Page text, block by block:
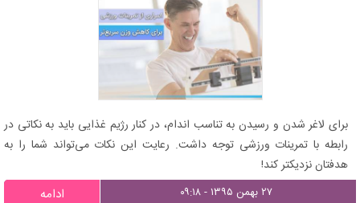
برای لاغر شدن و رسیدن به تناسب اندام، در کنار رژیم غذایی باید به نکاتی در
رابطه با تمرینات ورزشی توجه داشت. رعایت این نکات می‌تواند شما را به
هدفتان نزدیکتر کند!
۲۷ بهمن ۱۳۹۵ - ۰۹:۱۸ ادامه